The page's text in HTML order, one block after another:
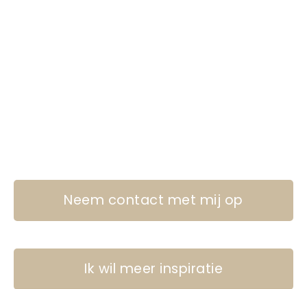
Neem contact met mij op
Ik wil meer inspiratie